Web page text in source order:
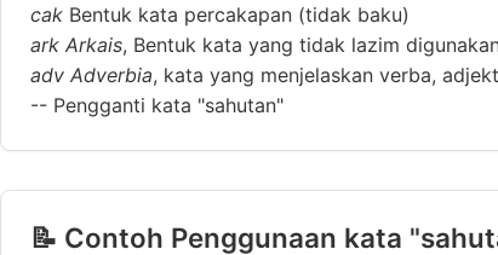
cak Bentuk kata percakapan (tidak baku)
ark Arkais, Bentuk kata yang tidak lazim
adv Adverbia, kata yang menjelaskan verba,
-- Pengganti kata "sahutan"
📝 Contoh Penggunaan kata